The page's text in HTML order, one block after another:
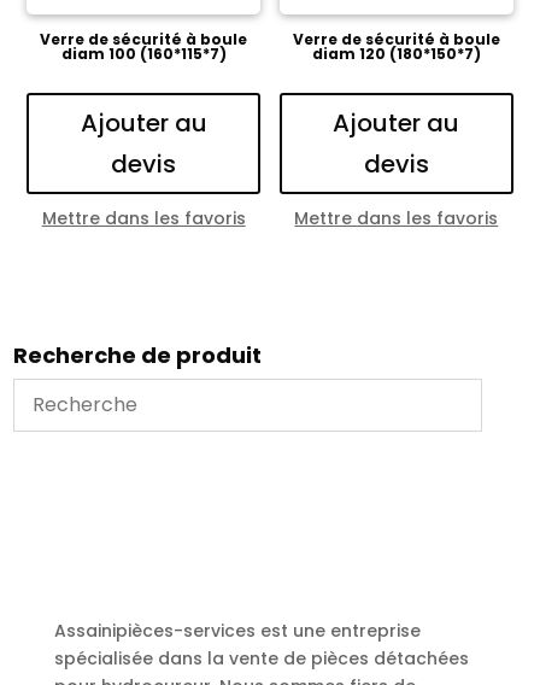
Verre de sécurité à boule
diam 100 (160*115*7)
Ajouter au
devis
Mettre dans les favoris
Verre de sécurité à boule
diam 120 (180*150*7)
Ajouter au
devis
Mettre dans les favoris
Recherche de produit
Assainipièces-services est une entreprise
spécialisée dans la vente de pièces détachées